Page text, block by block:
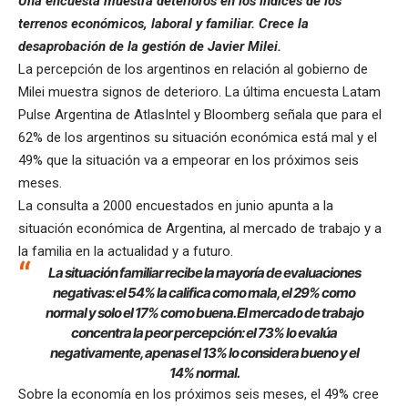
terrenos económicos, laboral y familiar. Crece la
desaprobación de la gestión de Javier Milei.
La percepción de los argentinos en relación al gobierno de
Milei muestra signos de deterioro. La última encuesta Latam
Pulse Argentina de AtlasIntel y Bloomberg señala que para el
62% de los argentinos su situación económica está mal y el
49% que la situación va a empeorar en los próximos seis
meses.
La consulta a 2000 encuestados en junio apunta a la
situación económica de Argentina, al mercado de trabajo y a
la familia en la actualidad y a futuro.
La situación familiar recibe la mayoría de evaluaciones
negativas: el 54% la califica como mala, el 29% como
normal y solo el 17% como buena. El mercado de trabajo
concentra la peor percepción: el 73% lo evalúa
negativamente, apenas el 13% lo considera bueno y el
14% normal.
Sobre la economía en los próximos seis meses, el 49% cree